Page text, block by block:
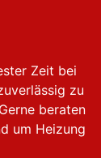
Zeit bei
zu
beraten
um Heizung